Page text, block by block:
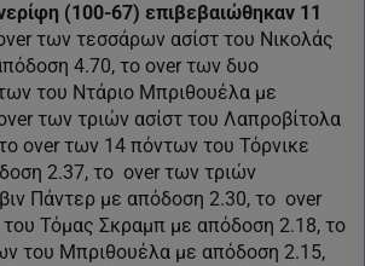
(100-67) επιβεβαιώθηκαν 11
των τεσσάρων ασίστ του Νικολάς
4.70, το over των δυο
του Ντάριο Μπριθουέλα με
των τριών ασίστ του Λαπροβίτολα
over των 14 πόντων του Τόρνικε
2.37, το over των τριών
Πάντερ με απόδοση 2.30, το over
Τόμας Σκραμπ με απόδοση 2.18, το
του Μπριθουέλα με απόδοση 2.15,